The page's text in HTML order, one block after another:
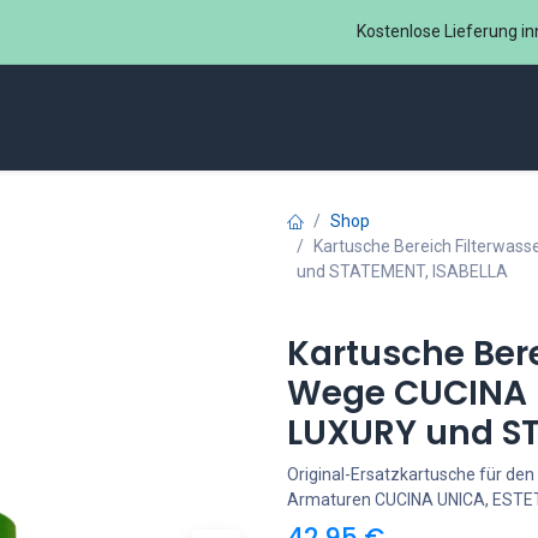
Kostenlose Lieferung
Shop
Kartusche Bereich
und STATEMENT, ISABELLA
Kartusche
Wege CUCINA
LUXURY und
Original-Ersatzkartusche für
Armaturen CUCINA UNICA,